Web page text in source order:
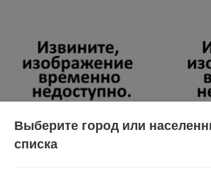
Выберите город или
списка